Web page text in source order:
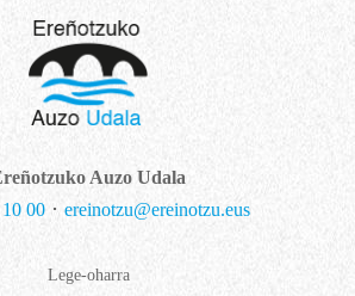
Auzo Udala
00 ･ ereinotzu@ereinotzu.eus
Lege-oharra